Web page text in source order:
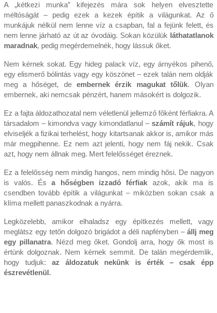
A „kétkezi munka” kifejezés mára sok helyen elvesztette
méltóságát – pedig ezek a kezek építik a világunkat. Az ő
munkájuk nélkül nem lenne víz a csapban, fal a fejünk felett, és
nem lenne járható az út az óvodáig. Sokan közülük láthatatlanok
maradnak, pedig megérdemelnék, hogy lássuk őket.
Nem kérnek sokat. Egy hideg palack víz, egy árnyékos pihenő,
egy elismerő bólintás vagy egy köszönet – ezek talán nem oldják
meg a hőséget, de embernek érzik magukat tőlük. Olyan
embernek, aki nemcsak pénzért, hanem másokért is dolgozik.
Ez a fajta áldozathozatal nem véletlenül jellemző főként férfiakra. A
társadalom – kimondva vagy kimondatlanul –számít rájuk, hogy
elviseljék a fizikai terhelést, hogy kitartsanak akkor is, amikor más
már megpihenne. Ez nem azt jelenti, hogy nem fáj nekik. Csak
azt, hogy nem állnak meg. Mert felelősséget éreznek.
Ez a felelősség nem mindig hangos, nem mindig hősi. De nagyon
is valós. Ésa hőségben izzadó férfiak azok, akik ma is
csendben tovább építik a világunkat – miközben sokan csak a
klíma mellett panaszkodnak a nyárra.
Legközelebb, amikor elhaladsz egy építkezés mellett, vagy
meglátsz egy tetőn dolgozó brigádot a déli napfényben – állj meg
egy pillanatra. Nézd meg őket. Gondolj arra, hogy ők most is
értünk dolgoznak. Nem kérnek semmit. De talán megérdemlik,
hogy tudjuk: az áldozatuk nekünk is érték – csak épp
észrevétlenül.